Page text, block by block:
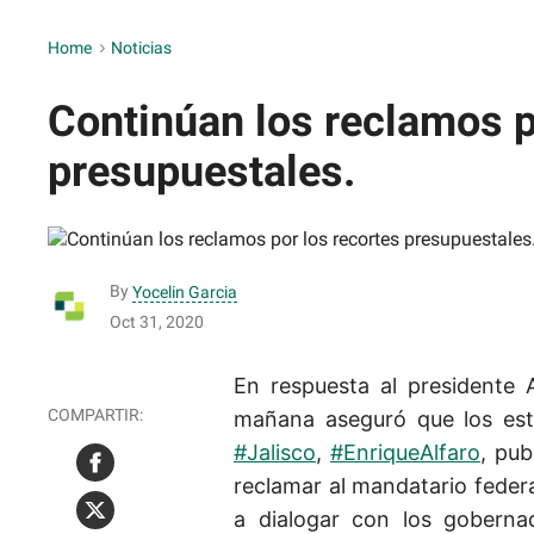
Home > Noticias
Continúan los reclamos
presupuestales.
By Yocelin Garcia
Oct 31, 2020
En respuesta al presidente
mañana aseguró que los
#Jalisco, #EnriqueAlfaro,
reclamar al mandatario
a dialogar con los